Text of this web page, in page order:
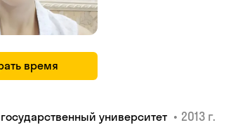
время
университет • 2013 г.